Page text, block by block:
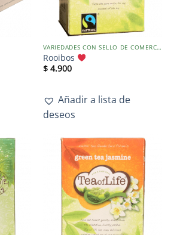
VARIEDADES CON SELLO DE COMERCIO JUSTO
Rooibos
$4.900
Añadir a lista de
deseos